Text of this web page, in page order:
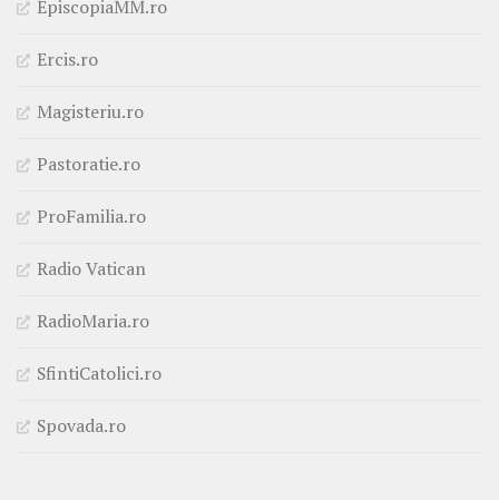
EpiscopiaMM.ro
Ercis.ro
Magisteriu.ro
Pastoratie.ro
ProFamilia.ro
Radio Vatican
RadioMaria.ro
SfintiCatolici.ro
Spovada.ro